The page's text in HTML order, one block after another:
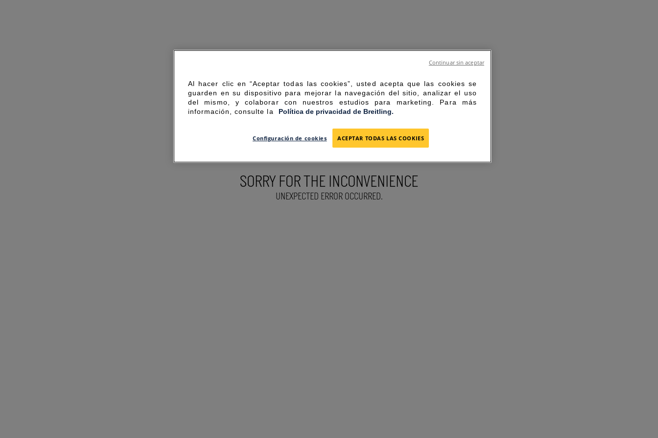
SORRY FOR THE INCONVENIENCE
UNEXPECTED ERROR OCCURRED.
Al hacer clic en “Aceptar todas las cookies”, usted acepta que las cookies se
guarden en su dispositivo para mejorar la navegación del sitio, analizar el uso
del mismo, y colaborar con nuestros estudios para marketing. Para más
información, consulte la
Política de privacidad de Breitling.
Configuración de cookies ACEPTAR TODAS LAS COOKIES
Continuar sin aceptar